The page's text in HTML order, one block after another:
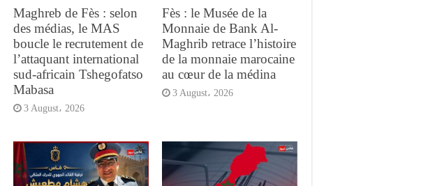
Maghreb de Fès : selon
des médias, le MAS
boucle le recrutement de
l’attaquant international
sud-africain Tshegofatso
Mabasa
3 August، 2026
Fès : le Musée de la
Monnaie de Bank Al-
Maghrib retrace l’histoire
de la monnaie marocaine
au cœur de la médina
3 August، 2026